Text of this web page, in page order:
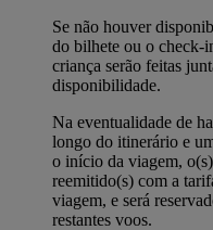
Se não houver
do bilhete ou o check-
criança serão feitas
disponibilidade.
Na eventualidade de
longo do itinerário e
o início da viagem,
reemitido(s) com a
viagem, e será
restantes voos.